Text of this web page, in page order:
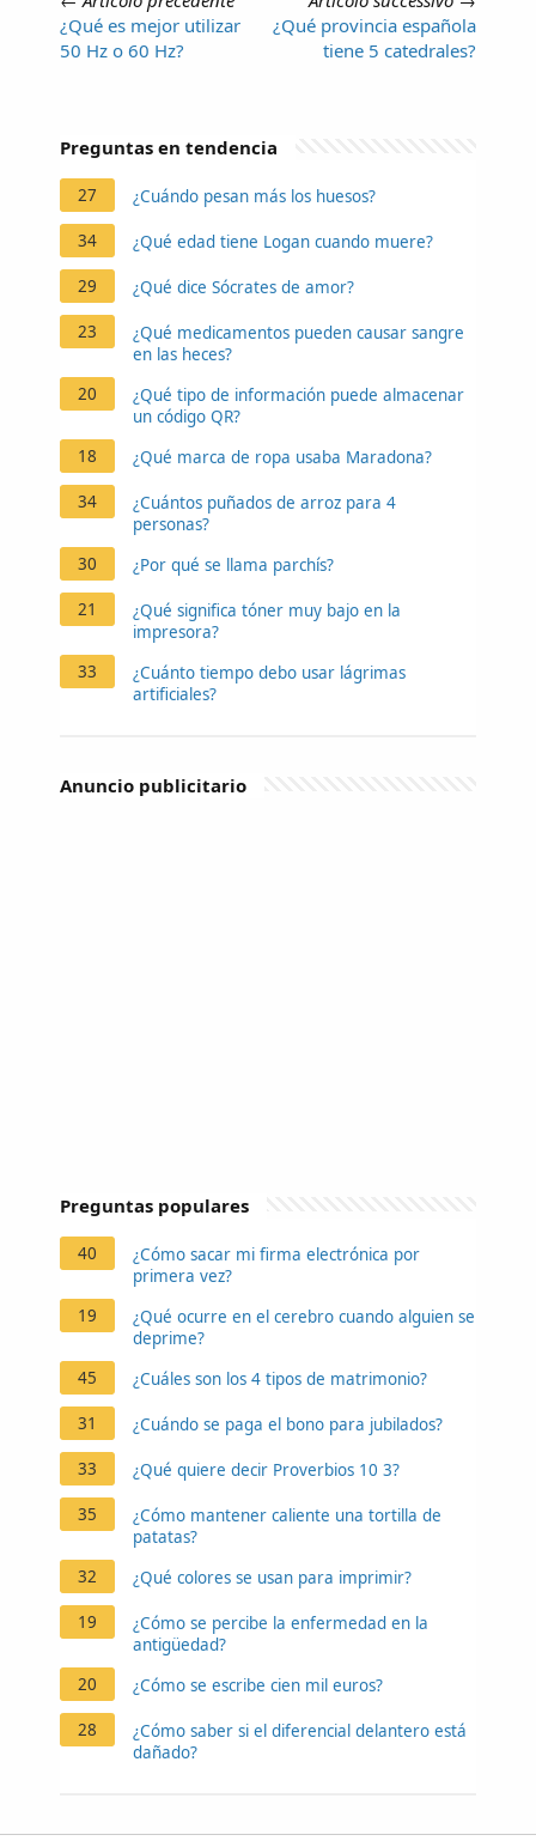
¿Qué es mejor utilizar
50 Hz o 60 Hz?
¿Qué provincia española
tiene 5 catedrales?
Preguntas en tendencia
27 ¿Cuándo pesan más los huesos?
34 ¿Qué edad tiene Logan cuando muere?
29 ¿Qué dice Sócrates de amor?
23
¿Qué medicamentos pueden causar sangre
en las heces?
20
¿Qué tipo de información puede almacenar
un código QR?
18
¿Qué marca de ropa usaba Maradona?
34
¿Cuántos puñados de arroz para 4
personas?
30
¿Por qué se llama parchís?
21
¿Qué significa tóner muy bajo en la
impresora?
33
¿Cuánto tiempo debo usar lágrimas
artificiales?
Anuncio publicitario
Preguntas populares
40
¿Cómo sacar mi firma electrónica por
primera vez?
19
¿Qué ocurre en el cerebro cuando alguien se
deprime?
45
¿Cuáles son los 4 tipos de matrimonio?
31 ¿Cuándo se paga el bono para jubilados?
33 ¿Qué quiere decir Proverbios 10 3?
35
¿Cómo mantener caliente una tortilla de
patatas?
32
¿Qué colores se usan para imprimir?
19
¿Cómo se percibe la enfermedad en la
antigüedad?
20
¿Cómo se escribe cien mil euros?
28
¿Cómo saber si el diferencial delantero está
dañado?